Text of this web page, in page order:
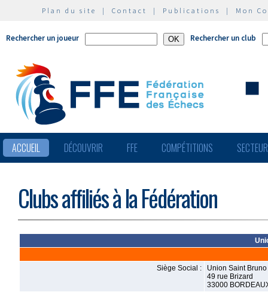
Plan du site | Contact | Publications | Mon
Rechercher un joueur Rechercher un club
ACCUEIL DÉCOUVRIR FFE COMPÉTITIONS
Clubs affiliés à la Fédération
Siège Social :
Union Saint Bruno
49 rue Brizard
33000